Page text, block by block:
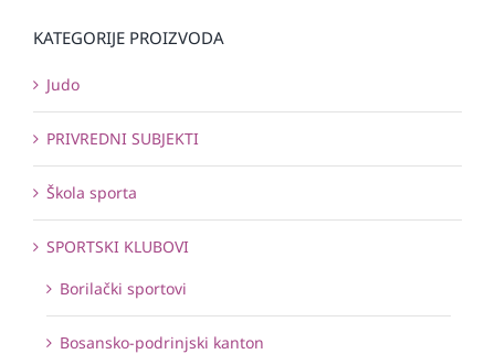
KATEGORIJE PROIZVODA
Judo
PRIVREDNI SUBJEKTI
Škola sporta
SPORTSKI KLUBOVI
Borilački sportovi
Bosansko-podrinjski kanton